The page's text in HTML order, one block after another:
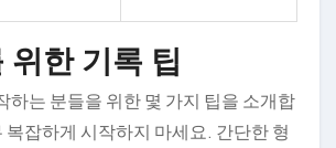
위한 기록 팁
하는 분들을 위한 몇 가지 팁을 소개합
복잡하게 시작하지 마세요. 간단한 형